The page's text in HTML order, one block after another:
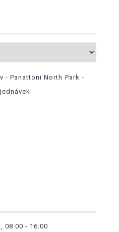
- Panattoni North Park -
08:00 - 16:00